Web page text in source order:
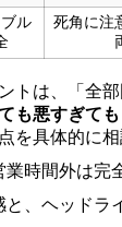
ル
死角に注
トは、「全
も悪すぎて
を具体的に相
業時間外は完
、ヘッドラ